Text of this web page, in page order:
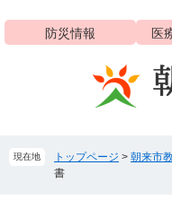
ジ
ュ
防災情報 医
現在地 トップページ > 朝来市
書